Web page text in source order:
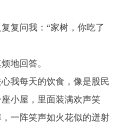
问我：“家树，你吃了
地回答。
每天的饮食，像是股民
小屋，里面装满欢声笑
一阵笑声如火花似的迸射